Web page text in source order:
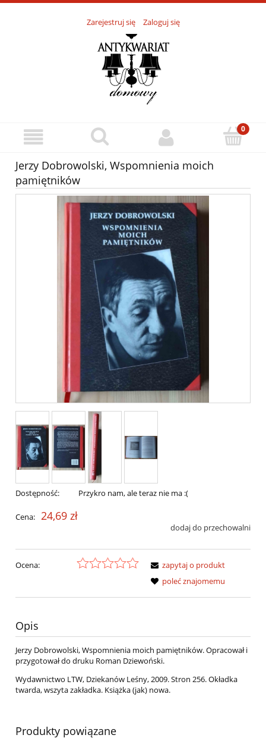
Zarejestruj się Zaloguj się
Jerzy Dobrowolski, Wspomnienia moich
pamiętników
Dostępność: Przykro nam, ale teraz nie ma :(
Cena: 24,69 zł
dodaj do przechowalni
Ocena:
zapytaj o produkt
poleć znajomemu
Opis
Jerzy Dobrowolski, Wspomnienia moich pamiętników. Opracował i
przygotował do druku Roman Dziewoński.
Wydawnictwo LTW, Dziekanów Leśny, 2009. Stron 256. Okładka
twarda, wszyta zakładka. Książka (jak) nowa.
Produkty powiązane